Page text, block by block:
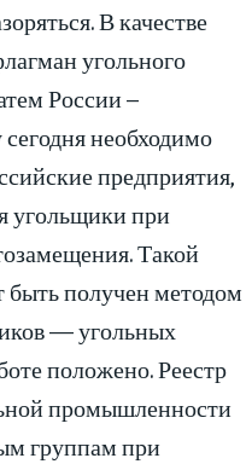
В качестве
угольного
России –
необходимо
предприятия,
угольщики при
Такой
получен методом
— угольных
положено. Реестр
промышленности
группам при